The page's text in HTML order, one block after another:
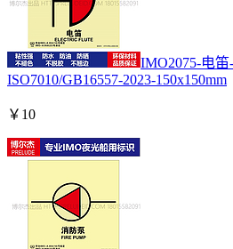
IMO2075-电
ISO7010/GB16557-2023-150x150mm
￥ 10